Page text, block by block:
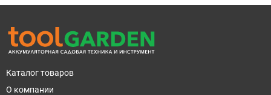
Каталог товаров
О компании